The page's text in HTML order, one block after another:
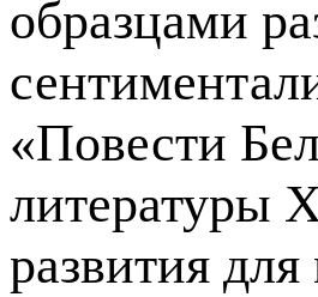
образцами
«Повести
литературы
развития